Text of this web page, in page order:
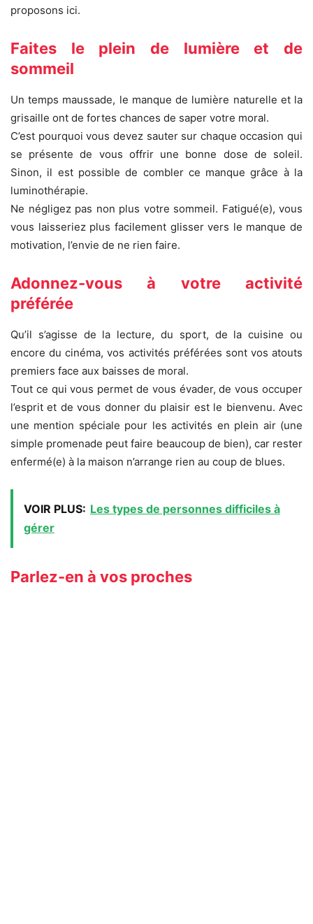
proposons ici.
Faites le plein de lumière et de
sommeil
Un temps maussade, le manque de lumière naturelle et la
grisaille ont de fortes chances de saper votre moral.
C’est pourquoi vous devez sauter sur chaque occasion qui
se présente de vous offrir une bonne dose de soleil.
Sinon, il est possible de combler ce manque grâce à la
luminothérapie.
Ne négligez pas non plus votre sommeil. Fatigué(e), vous
vous laisseriez plus facilement glisser vers le manque de
motivation, l’envie de ne rien faire.
Adonnez-vous à votre activité
préférée
Qu’il s’agisse de la lecture, du sport, de la cuisine ou
encore du cinéma, vos activités préférées sont vos atouts
premiers face aux baisses de moral.
Tout ce qui vous permet de vous évader, de vous occuper
l’esprit et de vous donner du plaisir est le bienvenu. Avec
une mention spéciale pour les activités en plein air (une
simple promenade peut faire beaucoup de bien), car rester
enfermé(e) à la maison n’arrange rien au coup de blues.
VOIR PLUS: Les types de personnes difficiles à
gérer
Parlez-en à vos proches